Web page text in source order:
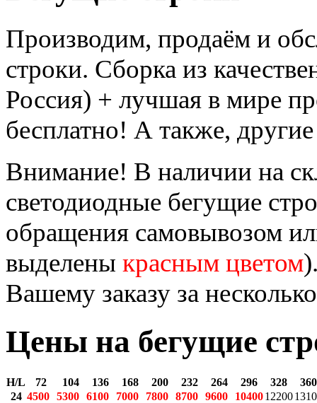
Производим, продаём и
строки. Сборка из
Россия) + лучшая в мире
бесплатно! А также,
Внимание! В наличии на
светодиодные бегущие
обращения самовывозом
выделены красным цветом
Вашему заказу за
Цены на бегущие
H/L 72 104 136 168 200 232 264 296 328
360
24 4500 5300 6100 7000 7800 8700 9600 1040012200